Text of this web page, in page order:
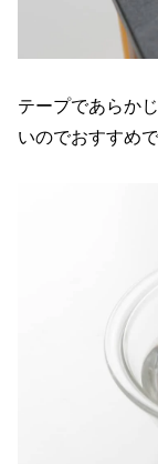
テープであらか
いのでおすすめで